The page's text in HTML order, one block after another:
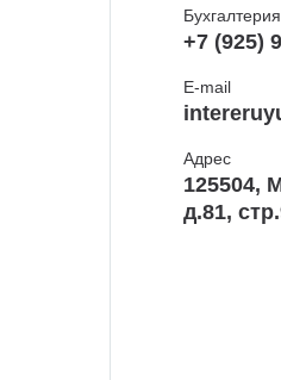
Бухгалтерия
+7 (925)
E-mail
Адрес
125504,
д.81,